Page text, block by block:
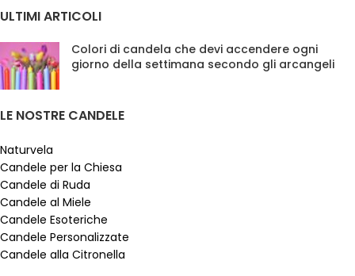
ULTIMI ARTICOLI
Colori di candela che devi accendere ogni
giorno della settimana secondo gli arcangeli
LE NOSTRE CANDELE
Naturvela
Candele per la Chiesa
Candele di Ruda
Candele al Miele
Candele Esoteriche
Candele Personalizzate
Candele alla Citronella